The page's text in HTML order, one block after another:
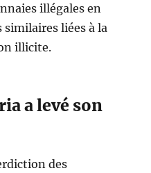
illégales en
liées à la
illicite.
a levé son
des